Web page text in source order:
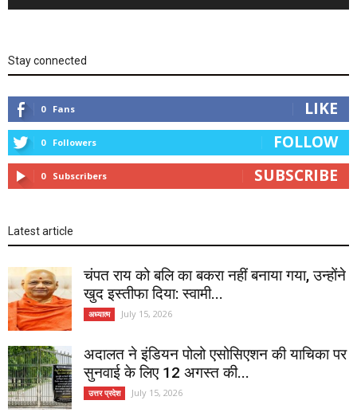
Stay connected
0 Fans LIKE
0 Followers FOLLOW
0 Subscribers SUBSCRIBE
Latest article
चंपत राय को बलि का बकरा नहीं बनाया गया, उन्होंने
खुद इस्तीफा दिया: स्वामी...
अध्यात्म July 15, 2026
अदालत ने इंडियन पोलो एसोसिएशन की याचिका पर
सुनवाई के लिए 12 अगस्त की...
उत्तर प्रदेश July 15, 2026